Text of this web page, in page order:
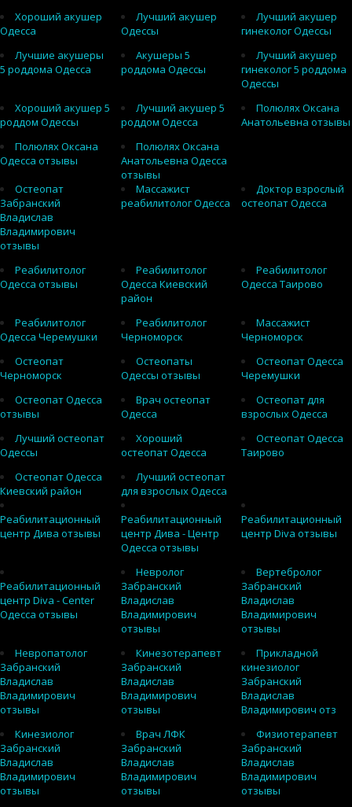
Хороший акушер
Одесса
Лучший акушер
Одессы
Лучший акушер
гинеколог Одессы
Лучшие акушеры
5 роддома Одесса
Акушеры 5
роддома Одессы
Лучший акушер
гинеколог 5 роддома
Одессы
Хороший акушер 5
роддом Одессы
Лучший акушер 5
роддом Одесса
Полюлях Оксана
Анатольевна отзывы
Полюлях Оксана
Одесса отзывы
Полюлях Оксана
Анатольевна Одесса
отзывы
Остеопат
Забранский
Владислав
Владимирович
отзывы
Массажист
реабилитолог Одесса
Доктор взрослый
остеопат Одесса
Реабилитолог
Одесса отзывы
Реабилитолог
Одесса Киевский
район
Реабилитолог
Одесса Таирово
Реабилитолог
Одесса Черемушки
Реабилитолог
Черноморск
Массажист
Черноморск
Остеопат
Черноморск
Остеопаты
Одессы отзывы
Остеопат Одесса
Черемушки
Остеопат Одесса
отзывы
Врач остеопат
Одесса
Остеопат для
взрослых Одесса
Лучший остеопат
Одессы
Хороший
остеопат Одесса
Остеопат Одесса
Таирово
Остеопат Одесса
Киевский район
Лучший остеопат
для взрослых Одесса
Реабилитационный
центр Дива отзывы
Реабилитационный
центр Дива - Центр
Одесса отзывы
Реабилитационный
центр Diva отзывы
Реабилитационный
центр Diva - Center
Одесса отзывы
Невролог
Забранский
Владислав
Владимирович
отзывы
Вертебролог
Забранский
Владислав
Владимирович
отзывы
Невропатолог
Забранский
Владислав
Владимирович
отзывы
Кинезотерапевт
Забранский
Владислав
Владимирович
отзывы
Прикладной
кинезиолог
Забранский
Владислав
Владимирович отз
Кинезиолог
Забранский
Владислав
Владимирович
отзывы
Врач ЛФК
Забранский
Владислав
Владимирович
отзывы
Физиотерапевт
Забранский
Владислав
Владимирович
отзывы